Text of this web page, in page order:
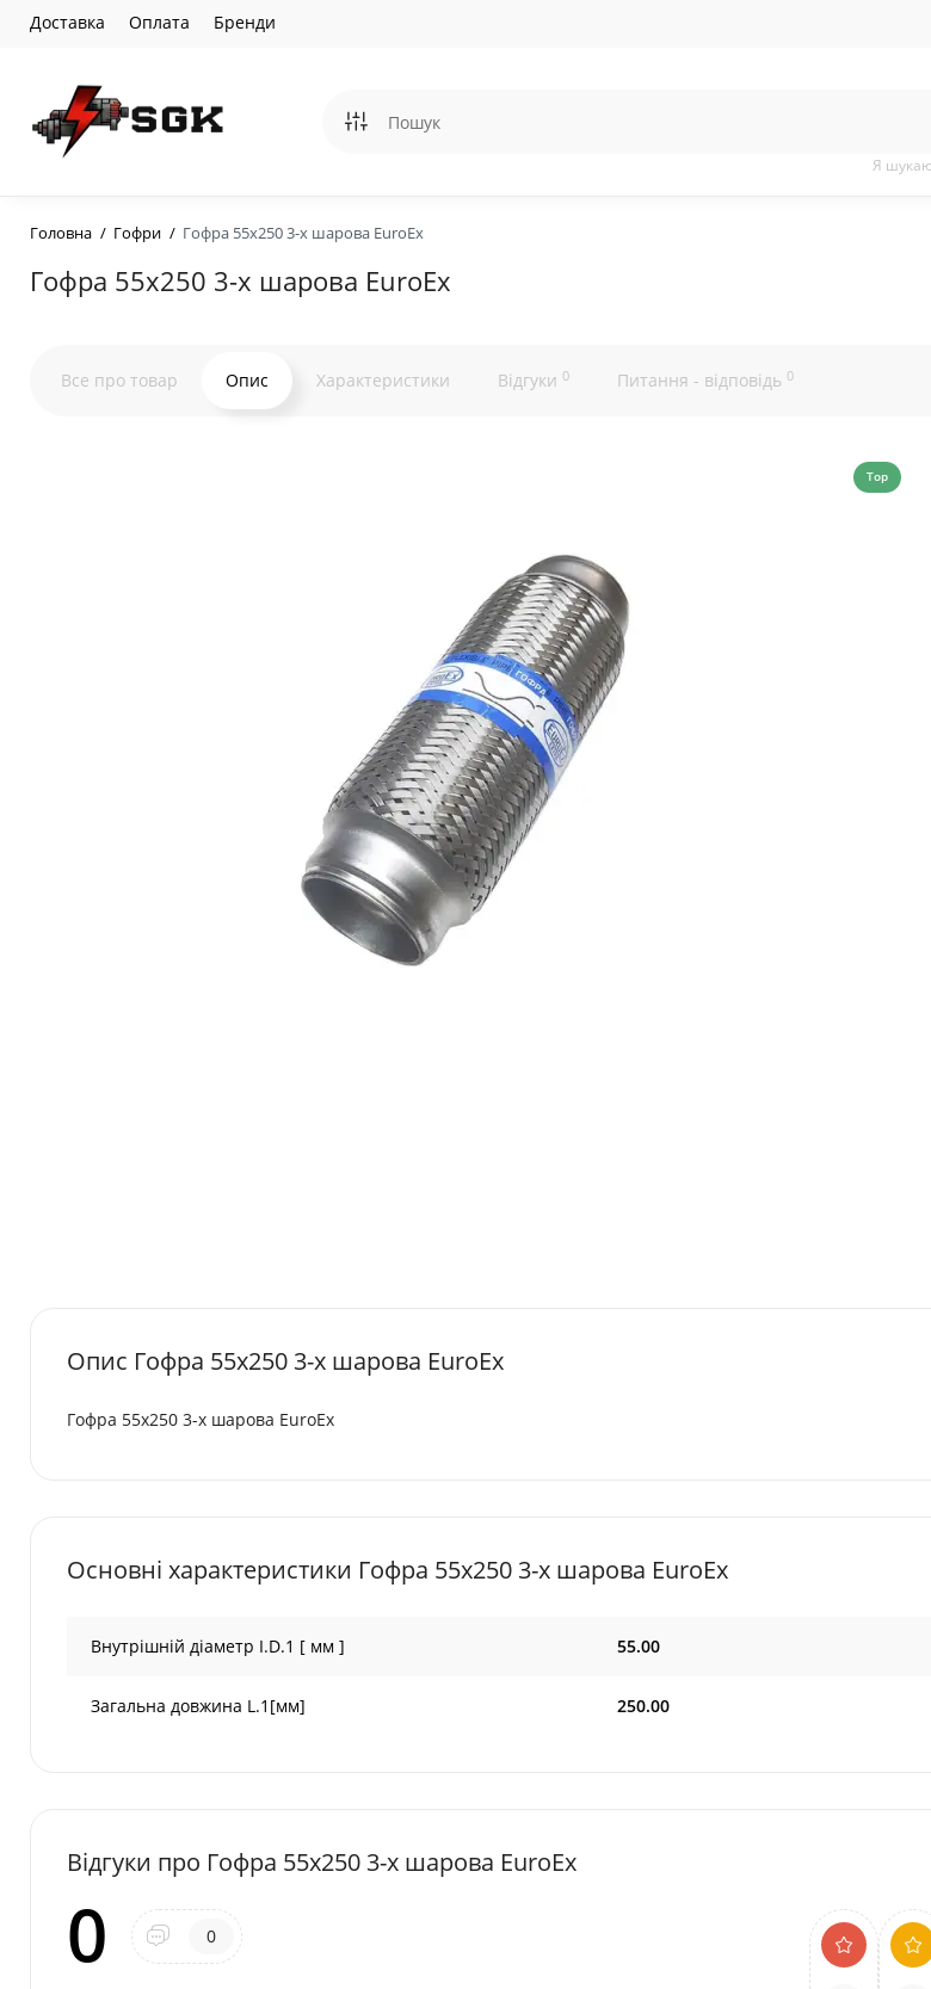
Доставка Оплата Бренди
Я
Головна Гофри Гофра 55х250 3-х шарова EuroEx
Гофра 55х250 3-х шарова EuroEx
Все про товар Опис Характеристики Відгуки 0 Питання - відповідь 0
Top
Опис Гофра 55х250 3-х шарова EuroEx
Гофра 55х250 3-х шарова EuroEx
Основні характеристики Гофра 55х250 3-х шарова EuroEx
Внутрішній діаметр I.D.1 [ мм ] 55.00
Загальна довжина L.1[мм] 250.00
Відгуки про Гофра 55х250 3-х шарова EuroEx
0 0